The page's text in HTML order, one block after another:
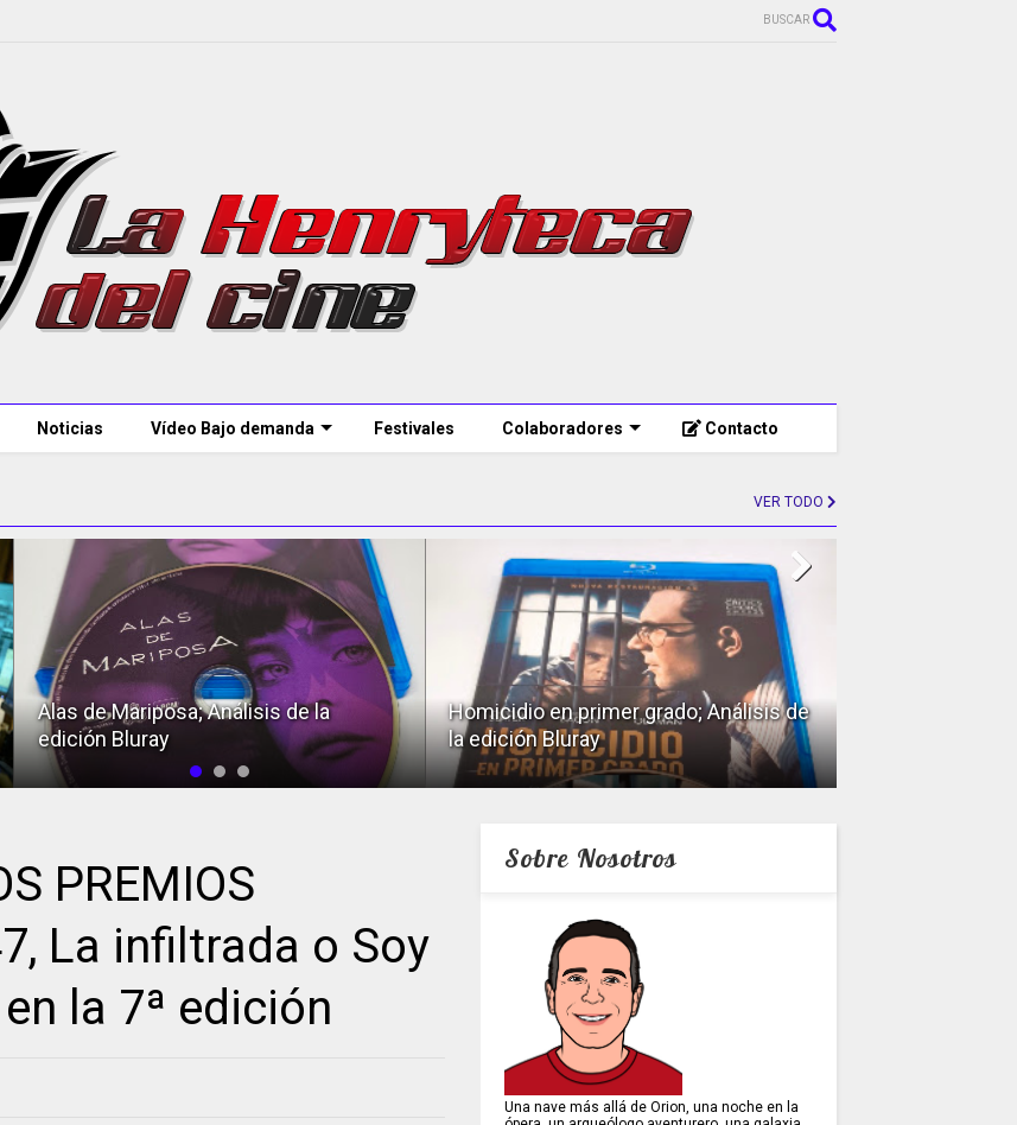
BUSCAR
Noticias Vídeo Bajo demanda Festivales Colaboradores Contacto
VER TODO
Alas de Mariposa; Análisis de la
edición Bluray
Homicidio en primer grado; Análisis de
la edición Bluray
PREMIOS
La infiltrada o Soy
la 7ª edición
Sobre Nosotros
Una nave más allá de Orion, una noche en la